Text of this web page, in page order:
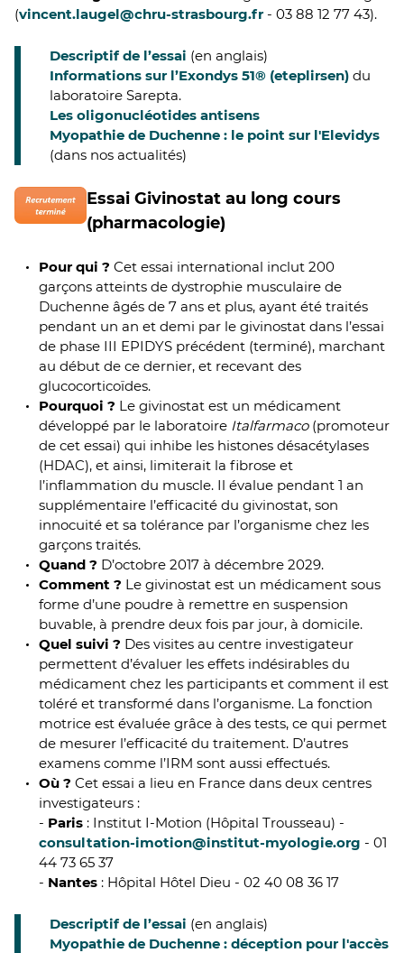
(vincent.laugel@chru-strasbourg.fr - 03 88 12 77 43).
Descriptif de l’essai (en anglais)
Informations sur l’Exondys 51® (eteplirsen) du
laboratoire Sarepta.
Les oligonucléotides antisens
Myopathie de Duchenne : le point sur l'Elevidys
(dans nos actualités)
Essai Givinostat au long cours
(pharmacologie)
Pour qui ? Cet essai international inclut 200
garçons atteints de dystrophie musculaire de
Duchenne âgés de 7 ans et plus, ayant été traités
pendant un an et demi par le givinostat dans l’essai
de phase III EPIDYS précédent (terminé), marchant
au début de ce dernier, et recevant des
glucocorticoïdes.
Pourquoi ? Le givinostat est un médicament
développé par le laboratoire Italfarmaco(promoteur
de cet essai) qui inhibe les histones désacétylases
(HDAC), et ainsi, limiterait la fibrose et
l’inflammation du muscle. Il évalue pendant 1 an
supplémentaire l’efficacité du givinostat, son
innocuité et sa tolérance par l’organisme chez les
garçons traités.
Quand ? D’octobre 2017 à décembre 2029.
Comment ? Le givinostat est un médicament sous
forme d’une poudre à remettre en suspension
buvable, à prendre deux fois par jour, à domicile.
Quel suivi ? Des visites au centre investigateur
permettent d’évaluer les effets indésirables du
médicament chez les participants et comment il est
toléré et transformé dans l’organisme. La fonction
motrice est évaluée grâce à des tests, ce qui permet
de mesurer l’efficacité du traitement. D’autres
examens comme l’IRM sont aussi effectués.
Où ? Cet essai a lieu en France dans deux centres
investigateurs :
- Paris : Institut I-Motion (Hôpital Trousseau) -
consultation-imotion@institut-myologie.org - 01
44 73 65 37
- Nantes : Hôpital Hôtel Dieu - 02 40 08 36 17
Descriptif de l’essai (en anglais)
Myopathie de Duchenne : déception pour l'accès